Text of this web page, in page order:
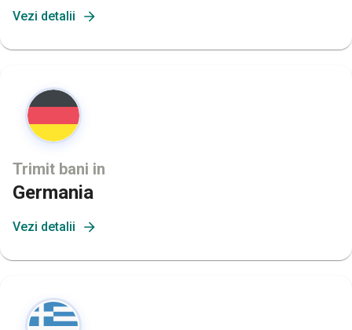
Vezi detalii
Trimit bani in
Germania
Vezi detalii